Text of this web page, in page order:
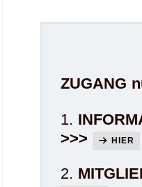
ZUGANG
1.
>>>
HIER
2.